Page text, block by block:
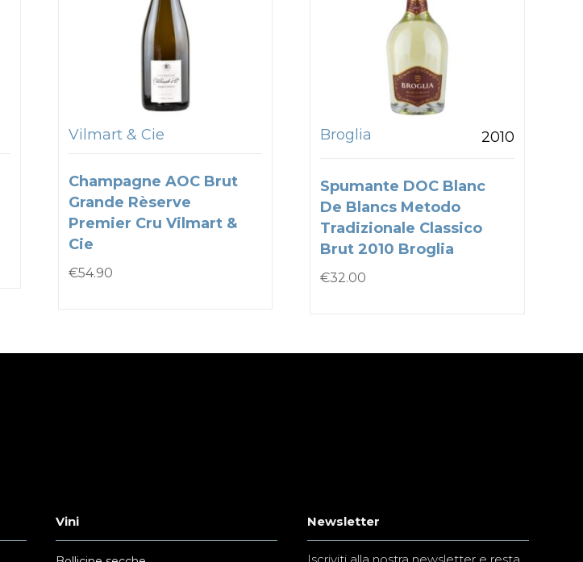
Vilmart & Cie
Champagne AOC Brut
Grande Rèserve
Premier Cru Vilmart &
Cie
€54.90
Broglia 2010
Spumante DOC Blanc
De Blancs Metodo
Tradizionale Classico
Brut 2010 Broglia
€32.00
Vini Newsletter